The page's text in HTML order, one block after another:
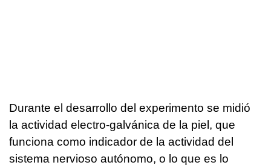
Durante el desarrollo del experimento se midió
la actividad electro-galvánica de la piel, que
funciona como indicador de la actividad del
sistema nervioso autónomo, o lo que es lo